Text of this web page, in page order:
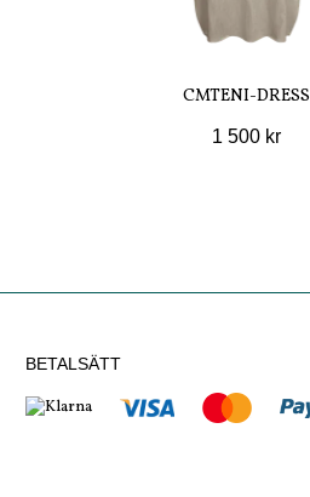
CMTENI-DRESS
1 500 kr
BETALSÄTT